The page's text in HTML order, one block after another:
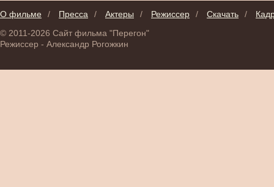
О фильме / Пресса / Актеры / Режиссер / Скачать /
© 2011-2026 Сайт фильма "Перегон"
Режиссер - Александр Рогожкин